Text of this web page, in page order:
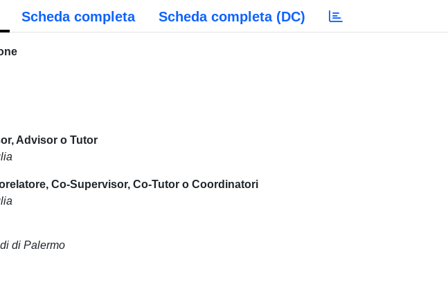
Scheda completa Scheda completa (DC)
Advisor o Tutor
Co-Supervisor, Co-Tutor o Coordinatori
di Palermo